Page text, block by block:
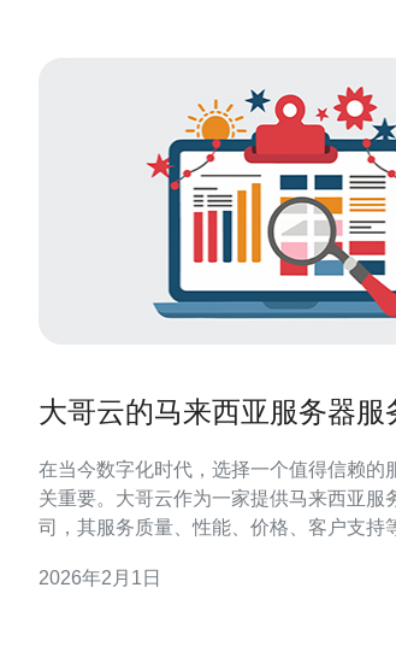
大哥云的马来西亚服务器服
在当今数字化时代，选择一个值得信赖的
关重要。大哥云作为一家提供马来西亚服
司，其服务质量、性能、价格、客户支持
务，帮助您判断其是否值得信赖。 大哥云的马来西亚服务
2026年2月1日